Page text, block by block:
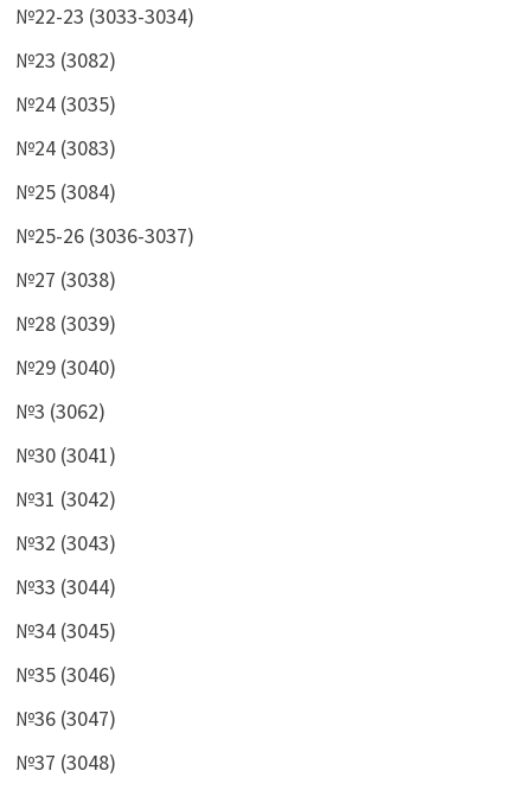
№22-23 (3033-3034)
№23 (3082)
№24 (3035)
№24 (3083)
№25 (3084)
№25-26 (3036-3037)
№27 (3038)
№28 (3039)
№29 (3040)
№3 (3062)
№30 (3041)
№31 (3042)
№32 (3043)
№33 (3044)
№34 (3045)
№35 (3046)
№36 (3047)
№37 (3048)